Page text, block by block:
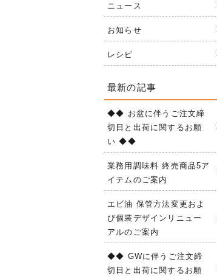
ニュース
お知らせ
レシピ
最新の記事
◆◆ お盆に伴うご注文締
切日と出荷に関するお願
い ◆◆
業務用調味料 終売商品5ア
イテムのご案内
エビ油 保管方法変更およ
び個装デザインリニュー
アルのご案内
◆◆ GWに伴うご注文締
切日と出荷に関するお願